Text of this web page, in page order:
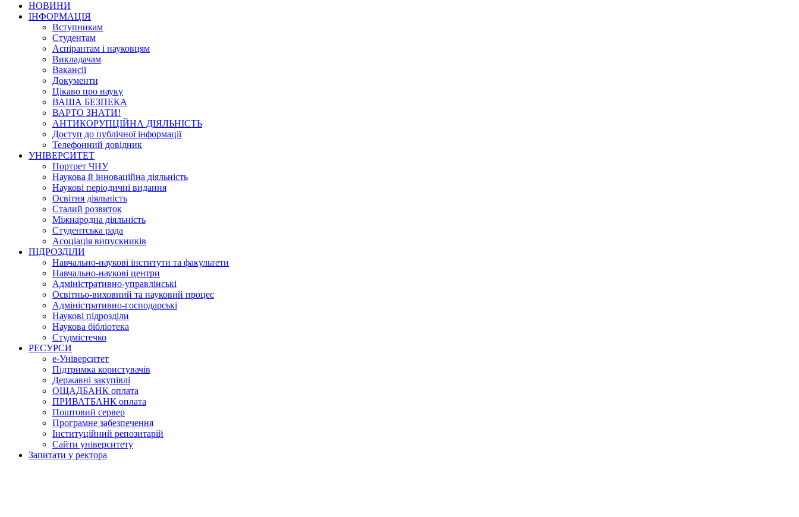
НОВИНИ
ІНФОРМАЦІЯ
Вступникам
Студентам
Аспірантам і науковцям
Викладачам
Вакансії
Документи
Цікаво про науку
ВАША БЕЗПЕКА
ВАРТО ЗНАТИ!
АНТИКОРУПЦІЙНА ДІЯЛЬНІСТЬ
Доступ до публічної інформації
Телефонний довідник
УНІВЕРСИТЕТ
Портрет ЧНУ
Наукова й інноваційна діяльність
Наукові періодичні видання
Освітня діяльність
Сталий розвиток
Міжнародна діяльність
Студентська рада
Асоціація випускників
ПІДРОЗДІЛИ
Навчально-наукові інститути та факультети
Навчально-наукові центри
Адміністративно-управлінські
Освітньо-виховний та науковий процес
Адміністративно-господарські
Наукові підрозділи
Наукова бібліотека
Студмістечко
РЕСУРСИ
е-Університет
Підтримка користувачів
Державні закупівлі
ОЩАДБАНК оплата
ПРИВАТБАНК оплата
Поштовий сервер
Програмне забезпечення
Інституційний репозитарій
Сайти університету
Запитати у ректора